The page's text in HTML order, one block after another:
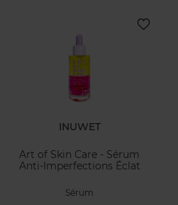
INUWET
Art of Skin Care - Sérum
Anti-Imperfections Éclat
Sérum